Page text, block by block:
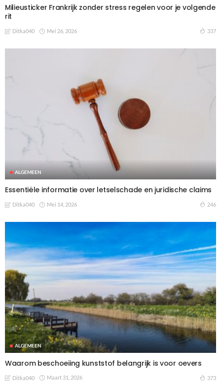
Milieusticker Frankrijk zonder stress regelen voor je volgende
rit
Ditka040 Mei 26, 2026 337
ALGEMEEN
Essentiële informatie over letselschade en juridische claims
Ditka040 Mei 14, 2026 246
ALGEMEEN
Waarom beschoeiing kunststof belangrijk is voor oevers
Ditka040 Maart 31, 2026 373